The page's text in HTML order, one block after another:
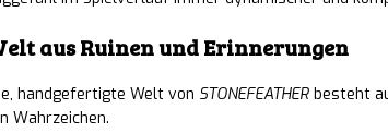
[ 06/08/2026 ] Moonlighter 2: The
September – Teil 1 aktuell kostenlos
aus Ruinen und Erinnerungen
handgefertigte Welt von STONEFEATHER besteht
Wahrzeichen.